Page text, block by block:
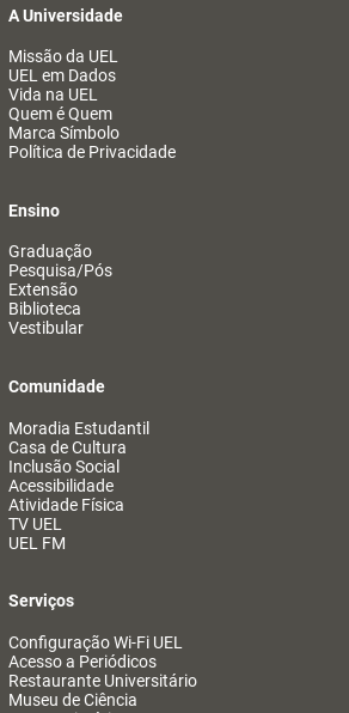
A Universidade
Missão da UEL
UEL em Dados
Vida na UEL
Quem é Quem
Marca Símbolo
Política de Privacidade
Ensino
Graduação
Pesquisa/Pós
Extensão
Biblioteca
Vestibular
Comunidade
Moradia Estudantil
Casa de Cultura
Inclusão Social
Acessibilidade
Atividade Física
TV UEL
UEL FM
Serviços
Configuração Wi-Fi UEL
Acesso a Periódicos
Restaurante Universitário
Museu de Ciência